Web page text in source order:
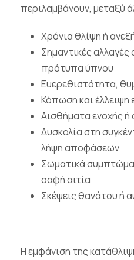
περιλαμβάνουν, μεταξύ
Χρόνια θλίψη ή
Σημαντικές αλλαγές
πρότυπα ύπνου
Ευερεθιστότητα,
Κόπωση και έλλειψη
Αισθήματα ενοχής
Δυσκολία στη
λήψη αποφάσεων
Σωματικά
σαφή αιτία
Σκέψεις θανάτου ή
Η εμφάνιση της